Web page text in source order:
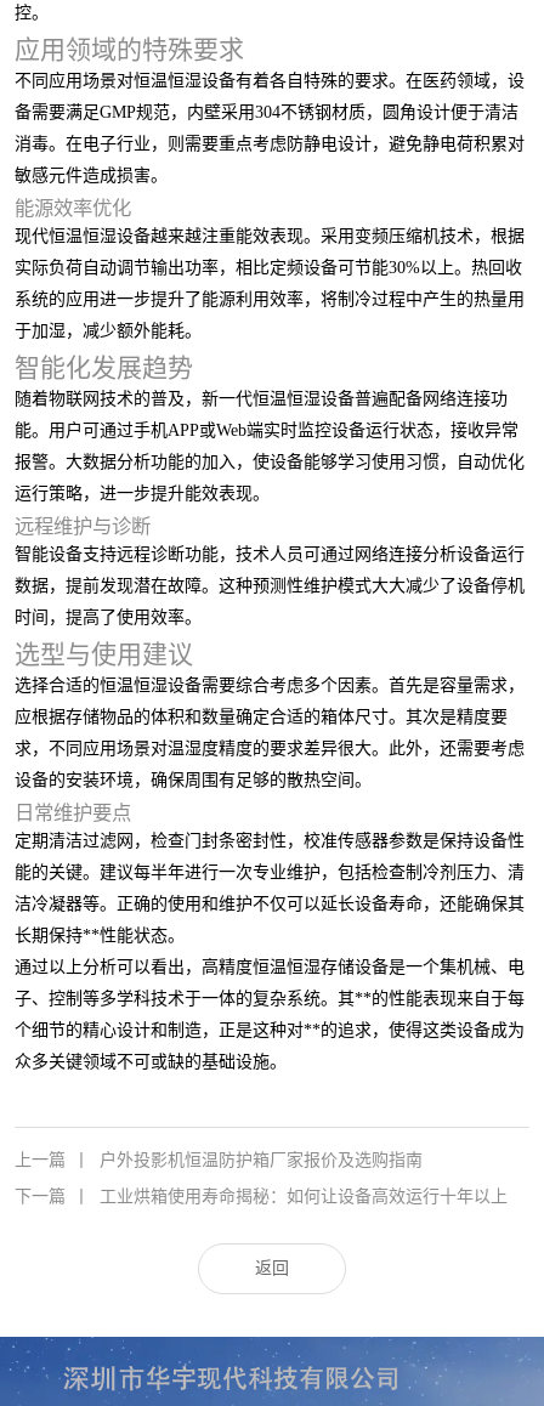
控。
应用领域的特殊要求
不同应用场景对恒温恒湿设备有着各自特殊的要求。在医药领域，设
备需要满足GMP规范，内壁采用304不锈钢材质，圆角设计便于清洁
消毒。在电子行业，则需要重点考虑防静电设计，避免静电荷积累对
敏感元件造成损害。
能源效率优化
现代恒温恒湿设备越来越注重能效表现。采用变频压缩机技术，根据
实际负荷自动调节输出功率，相比定频设备可节能30%以上。热回收
系统的应用进一步提升了能源利用效率，将制冷过程中产生的热量用
于加湿，减少额外能耗。
智能化发展趋势
随着物联网技术的普及，新一代恒温恒湿设备普遍配备网络连接功
能。用户可通过手机APP或Web端实时监控设备运行状态，接收异常
报警。大数据分析功能的加入，使设备能够学习使用习惯，自动优化
运行策略，进一步提升能效表现。
远程维护与诊断
智能设备支持远程诊断功能，技术人员可通过网络连接分析设备运行
数据，提前发现潜在故障。这种预测性维护模式大大减少了设备停机
时间，提高了使用效率。
选型与使用建议
选择合适的恒温恒湿设备需要综合考虑多个因素。首先是容量需求，
应根据存储物品的体积和数量确定合适的箱体尺寸。其次是精度要
求，不同应用场景对温湿度精度的要求差异很大。此外，还需要考虑
设备的安装环境，确保周围有足够的散热空间。
日常维护要点
定期清洁过滤网，检查门封条密封性，校准传感器参数是保持设备性
能的关键。建议每半年进行一次专业维护，包括检查制冷剂压力、清
洁冷凝器等。正确的使用和维护不仅可以延长设备寿命，还能确保其
长期保持**性能状态。
通过以上分析可以看出，高精度恒温恒湿存储设备是一个集机械、电
子、控制等多学科技术于一体的复杂系统。其**的性能表现来自于每
个细节的精心设计和制造，正是这种对**的追求，使得这类设备成为
众多关键领域不可或缺的基础设施。
上一篇
户外投影机恒温防护箱厂家报价及选购指南
下一篇
工业烘箱使用寿命揭秘：如何让设备高效运行十年以上
返回